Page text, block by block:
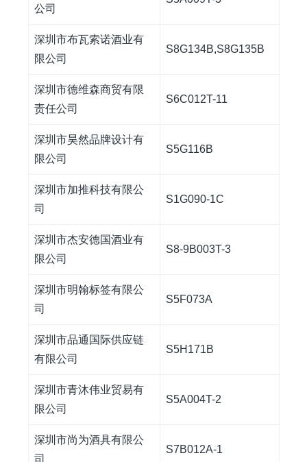
公司
深圳市布瓦索诺酒业有
限公司
S8G134B,S8G135B
深圳市德维森商贸有限
责任公司
S6C012T-11
深圳市昊然品牌设计有
限公司
S5G116B
深圳市加推科技有限公
司
S1G090-1C
深圳市杰安德国酒业有
限公司
S8-9B003T-3
深圳市明翰标签有限公
司
S5F073A
深圳市品通国际供应链
有限公司
S5H171B
深圳市青沐伟业贸易有
限公司
S5A004T-2
深圳市尚为酒具有限公
司
S7B012A-1